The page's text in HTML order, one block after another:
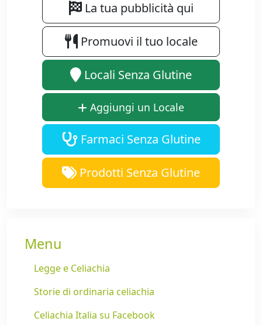
La tua pubblicità qui
Promuovi il tuo locale
Locali Senza Glutine
Aggiungi un Locale
Farmaci Senza Glutine
Prodotti Senza Glutine
Menu
Legge e Celiachia
Storie di ordinaria celiachia
Celiachia Italia su Facebook